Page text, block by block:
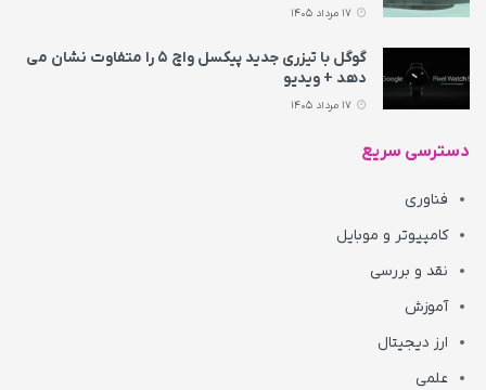
گوگل با تیزری جدید پیکسل واچ ۵ را متفاوت نشان می‌
دهد + ویدیو
دسترسی سریع
فناوری
کامپیوتر و موبایل
نقد و بررسی
آموزش
ارز دیجیتال
علمی